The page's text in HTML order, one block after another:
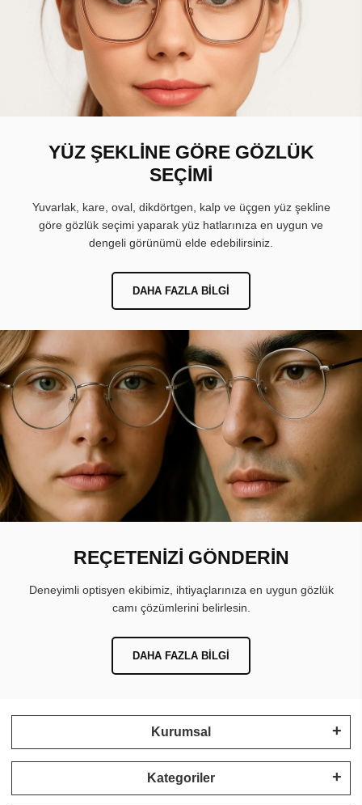
YÜZ ŞEKLİNE GÖRE GÖZLÜK
SEÇİMİ
Yuvarlak, kare, oval, dikdörtgen, kalp ve üçgen yüz şekline
göre gözlük seçimi yaparak yüz hatlarınıza en uygun ve
dengeli görünümü elde edebilirsiniz.
DAHA FAZLA BILGI
REÇETENİZİ GÖNDERİN
Deneyimli optisyen ekibimiz, ihtiyaçlarınıza en uygun gözlük
camı çözümlerini belirlesin.
DAHA FAZLA BILGI
Kurumsal
Kategoriler